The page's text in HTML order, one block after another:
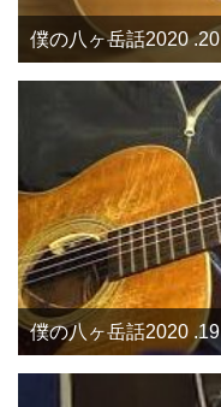
僕の八ヶ岳話2020 .20
僕の八ヶ岳話2020 .19